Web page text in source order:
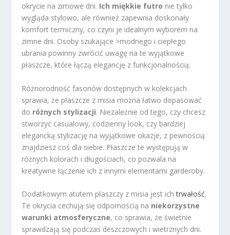
okrycie na zimowe dni. Ich miękkie futro nie tylko
wygląda stylowo, ale również zapewnia doskonały
komfort termiczny, co czyni je idealnym wyborem na
zimne dni. Osoby szukające >modnego i ciepłego
ubrania powinny zwrócić uwagę na te wyjątkowe
płaszcze, które łączą elegancję z funkcjonalnością.
Różnorodność fasonów dostępnych w kolekcjach
sprawia, że płaszcze z misia można łatwo dopasować
do różnych stylizacji. Niezależnie od tego, czy chcesz
stworzyć casualowy, codzienny look, czy bardziej
elegancką stylizację na wyjątkowe okazje, z pewnością
znajdziesz coś dla siebie. Płaszcze te występują w
różnych kolorach i długościach, co pozwala na
kreatywne łączenie ich z innymi elementami garderoby.
Dodatkowym atutem płaszczy z misia jest ichtrwałość.
Te okrycia cechują się odpornością na niekorzystne
warunki atmosferyczne, co sprawia, że świetnie
sprawdzają się podczas deszczowych i wietrznych dni.